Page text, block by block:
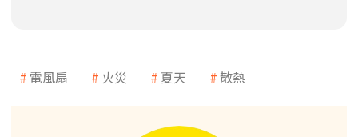
電風扇 火災 夏天 散熱